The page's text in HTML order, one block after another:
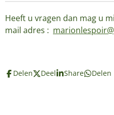
Heeft u vragen dan mag u
mail adres :
Delen Deel Share Delen